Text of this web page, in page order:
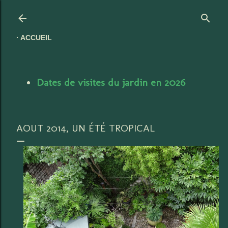
ACCUEIL
Dates de visites du jardin en 2026
AOUT 2014, UN ÉTÉ TROPICAL